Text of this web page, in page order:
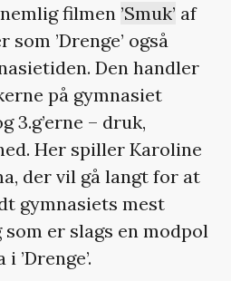
filmen ’Smuk’ af
’Drenge’ også
Den handler
på gymnasiet
3.g’erne – druk,
Her spiller Karoline
der vil gå langt for at
gymnasiets mest
er slags en modpol
’Drenge’.